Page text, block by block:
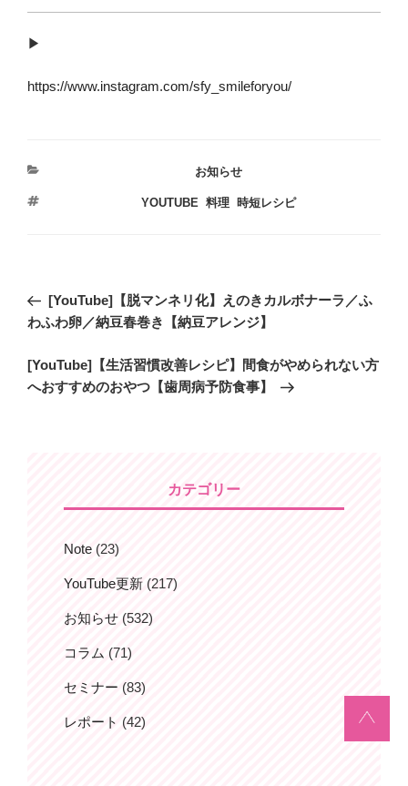
▶︎
https://www.instagram.com/sfy_smileforyou/
カ
ゴ
お知らせ
タ
YOUTUBE ,料理 時短レシピ
稿
ビ
ゲ
過
去
投
稿
[YouTube]【脱マンネリ化】えのきカルボナーラ／ふ
わふわ卵／納豆春巻き【納豆アレンジ】
次
の
[YouTube]【生活習慣改善レシピ】間食がやめられない方
へおすすめのおやつ【歯周病予防食事】
カテゴリー
Note (23)
YouTube更新 (217)
お知らせ (532)
コラム (71)
セミナー (83)
レポート (42)